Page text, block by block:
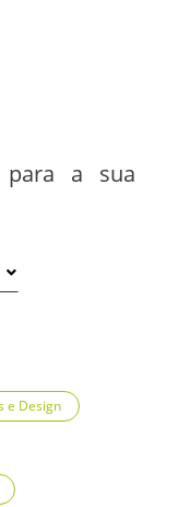
para a sua
e Design